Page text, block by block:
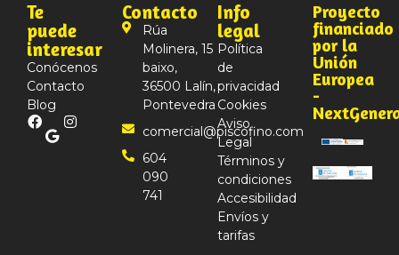
Te
puede
interesar
Conócenos
Contacto
Blog
Contacto
Rúa
Molinera, 15
baixo,
36500 Lalín,
Pontevedra
comercial@piscofino.com
604
090
741
Info
legal
Política
de
privacidad
Cookies
Aviso
Legal
Términos y
condiciones
Accesibilidad
Envíos y
tarifas
Proyecto
financiado
por la
Unión
Europea
-